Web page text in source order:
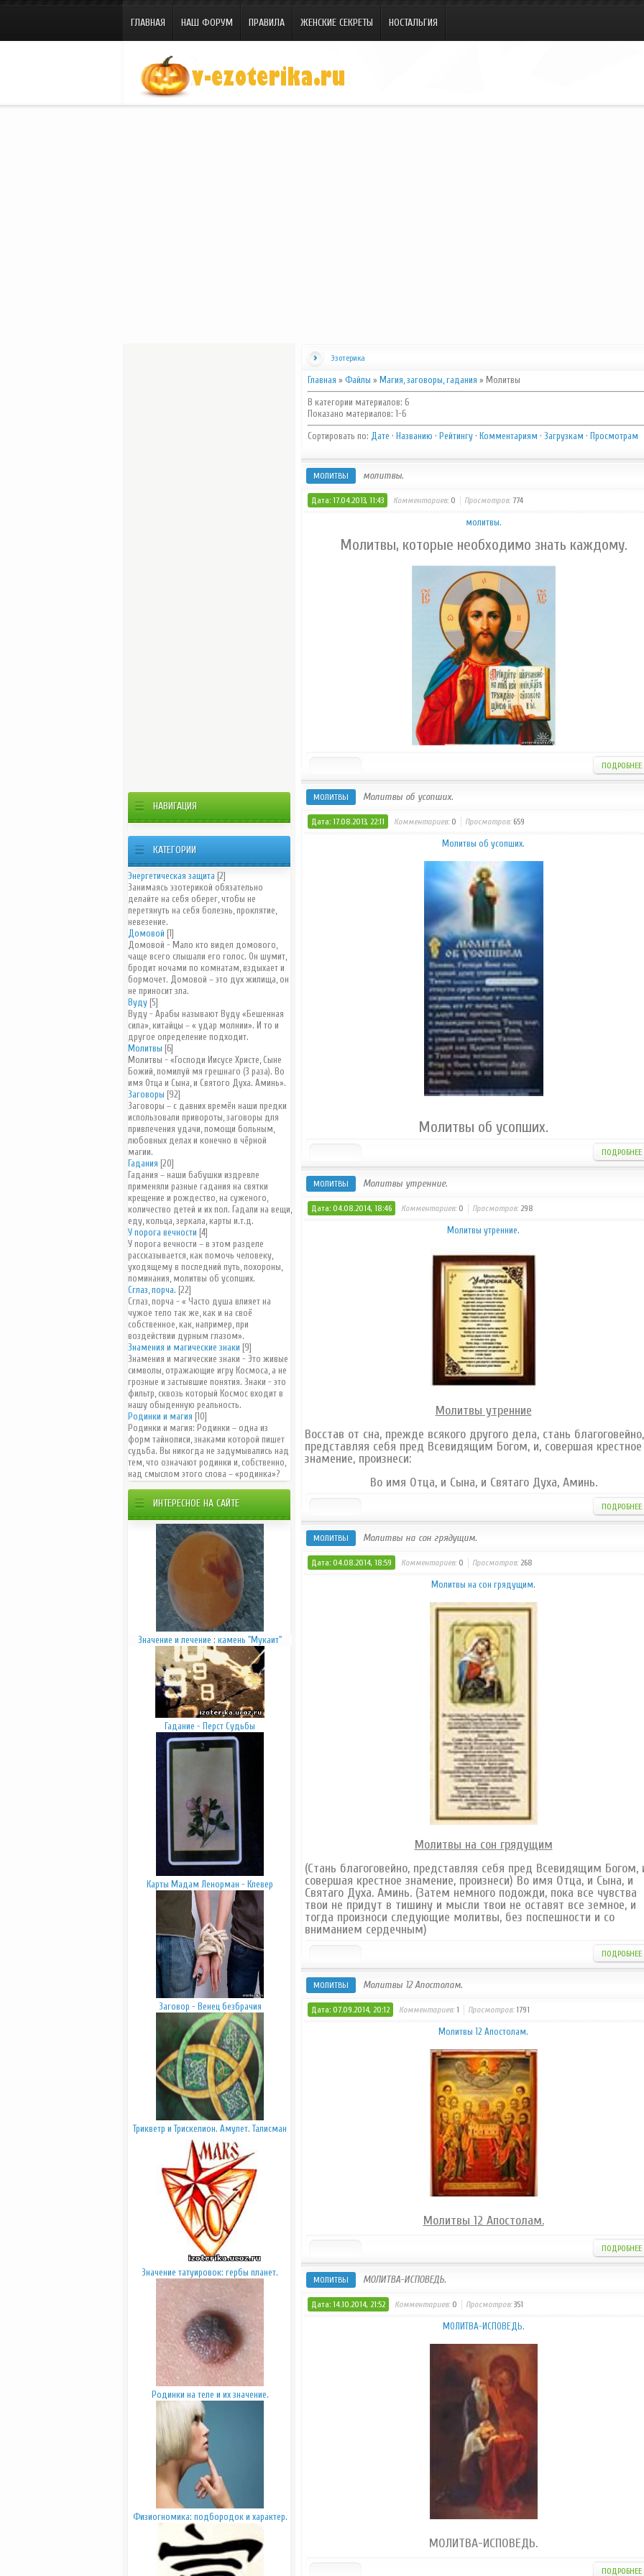
ГЛАВНАЯ НАШ ФОРУМ ПРАВИЛА ЖЕНСКИЕ СЕКРЕТЫ НОСТАЛЬГИЯ
Site.ru
НАВИГАЦИЯ
КАТЕГОРИИ
Энергетическая защита [2]
Занимаясь эзотерикой обязательно
делайте на себя оберег, чтобы не
перетянуть на себя болезнь, проклятие,
невезение.
Домовой [1]
Домовой - Мало кто видел домового,
чаще всего слышали его голос. Он шумит,
бродит ночами по комнатам, вздыхает и
бормочет. Домовой – это дух жилища, он
не приносит зла.
Вуду [5]
Вуду - Арабы называют Вуду «Бешенная
сила», китайцы – « удар молнии». И то и
другое определение подходит.
Молитвы [6]
Молитвы - «Господи Иисусе Христе, Сыне
Божий, помилуй мя грешнаго (3 раза). Во
имя Отца и Сына, и Святого Духа. Аминь».
Заговоры [92]
Заговоры – с давних времён наши предки
использовали привороты, заговоры для
привлечения удачи, помощи больным,
любовных делах и конечно в чёрной
магии.
Гадания [20]
Гадания – наши бабушки издревле
применяли разные гадания на святки
крещение и рождество, на суженого,
количество детей и их пол. Гадали на вещи,
еду, кольца, зеркала, карты и.т.д.
У порога вечности [4]
У порога вечности – в этом разделе
рассказывается, как помочь человеку,
уходящему в последний путь, похороны,
поминания, молитвы об усопших.
Сглаз, порча. [22]
Сглаз, порча - « Часто душа влияет на
чужое тело так же, как и на своё
собственное, как, например, при
воздействии дурным глазом».
Знамения и магические знаки [9]
Знамения и магические знаки - Это живые
символы, отражающие игру Космоса, а не
грозные и застывшие понятия. Знаки - это
фильтр, сквозь который Космос входит в
нашу обыденную реальность.
Родинки и магия [10]
Родинки и магия: Родинки – одна из
форм тайнописи, знаками которой пишет
судьба. Вы никогда не задумывались над
тем, что означают родинки и, собственно,
над смыслом этого слова – «родинка»?
ИНТЕРЕСНОЕ НА САЙТЕ
Значение и лечение : камень "Мукаит"
Гадание - Перст Судьбы
Карты Мадам Ленорман - Клевер
Заговор - Венец безбрачия
Трикветр и Трискелион. Амулет. Талисман
Значение татуировок: гербы планет.
Родинки на теле и их значение.
Физиогномика: подбородок и характер.
Эзотерика
Главная » Файлы » Магия, заговоры, гадания » Молитвы
В категории материалов: 6
Показано материалов: 1-6
Сортировать по: Дате · Названию · Рейтингу· Комментариям · Загрузкам · Просмотрам
МОЛИТВЫ молитвы.
Дата: 17.04.2013, 11:43 Комментариев:0 Просмотров:774
молитвы.
Молитвы, которые необходимо знать каждому.
ПОДРОБНЕЕ
МОЛИТВЫ Молитвы об усопших.
Дата: 17.08.2013, 22:11 Комментариев:0 Просмотров:659
Молитвы об усопших.
Молитвы об усопших.
ПОДРОБНЕЕ
МОЛИТВЫ Молитвы утренние.
Дата: 04.08.2014, 18:46 Комментариев:0 Просмотров:298
Молитвы утренние.
Молитвы утренние
Восстав от сна, прежде всякого другого дела, стань благоговейно,
представляя себя пред Всевидящим Богом, и, совершая крестное
знамение, произнеси:
Во имя Отца, и Сына, и Святаго Духа, Аминь.
ПОДРОБНЕЕ
МОЛИТВЫ Молитвы на сон грядущим.
Дата: 04.08.2014, 18:59 Комментариев:0 Просмотров:268
Молитвы на сон грядущим.
Молитвы на сон грядущим
(Стань благоговейно, представляя себя пред Всевидящим Богом,
совершая крестное знамение, произнеси) Во имя Отца, и Сына, и
Святаго Духа. Аминь. (Затем немного подожди, пока все чувства
твои не придут в тишину и мысли твои не оставят все земное, и
тогда произноси следующие молитвы, без поспешности и со
вниманием сердечным)
ПОДРОБНЕЕ
МОЛИТВЫ Молитвы 12 Апостолам.
Дата: 07.09.2014, 20:12 Комментариев:1 Просмотров:1791
Молитвы 12 Апостолам.
Молитвы 12 Апостолам.
ПОДРОБНЕЕ
МОЛИТВЫ МОЛИТВА-ИСПОВЕДЬ.
Дата: 14.10.2014, 21:52 Комментариев:0 Просмотров:351
МОЛИТВА-ИСПОВЕДЬ.
МОЛИТВА-ИСПОВЕДЬ.
ПОДРОБНЕЕ